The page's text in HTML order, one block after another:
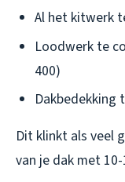
Al het kitwerk
Loodwerk te
400)
Dakbedekking
Dit klinkt als veel
van je dak met